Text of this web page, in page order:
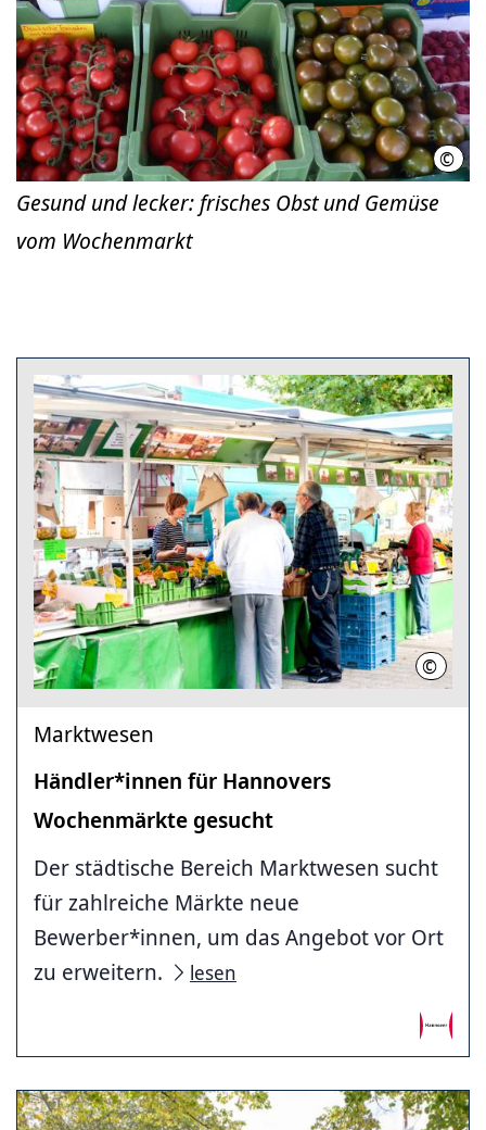
©
Gesund und lecker: frisches Obst und Gemüse
vom Wochenmarkt
© LHH
Marktwesen
Händler*innen für Hannovers
Wochenmärkte gesucht
Der städtische Bereich Marktwesen sucht
für zahlreiche Märkte neue
Bewerber*innen, um das Angebot vor Ort
zu erweitern.
lesen